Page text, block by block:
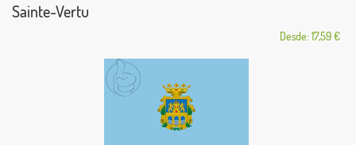
Sainte-Vertu
Desde: 17,59 €